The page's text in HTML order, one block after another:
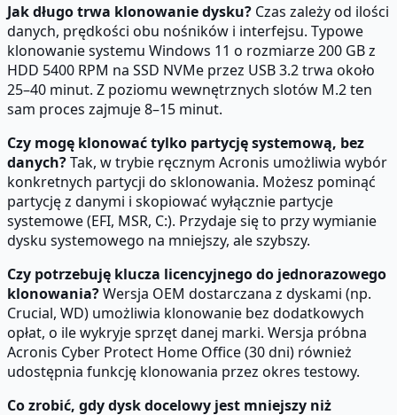
Jak długo trwa klonowanie dysku? Czas zależy od ilości
danych, prędkości obu nośników i interfejsu. Typowe
klonowanie systemu Windows 11 o rozmiarze 200 GB z
HDD 5400 RPM na SSD NVMe przez USB 3.2 trwa około
25–40 minut. Z poziomu wewnętrznych slotów M.2 ten
sam proces zajmuje 8–15 minut.
Czy mogę klonować tylko partycję systemową, bez
danych?Tak, w trybie ręcznym Acronis umożliwia wybór
konkretnych partycji do sklonowania. Możesz pominąć
partycję z danymi i skopiować wyłącznie partycje
systemowe (EFI, MSR, C:). Przydaje się to przy wymianie
dysku systemowego na mniejszy, ale szybszy.
Czy potrzebuję klucza licencyjnego do jednorazowego
klonowania?Wersja OEM dostarczana z dyskami (np.
Crucial, WD) umożliwia klonowanie bez dodatkowych
opłat, o ile wykryje sprzęt danej marki. Wersja próbna
Acronis Cyber Protect Home Office (30 dni) również
udostępnia funkcję klonowania przez okres testowy.
Co zrobić, gdy dysk docelowy jest mniejszy niż